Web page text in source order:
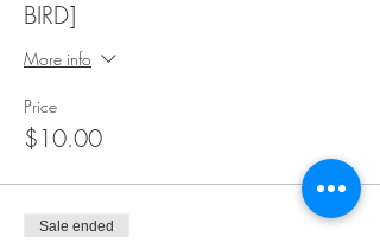
BIRD]
More info
Price
$10.00
Sale ended